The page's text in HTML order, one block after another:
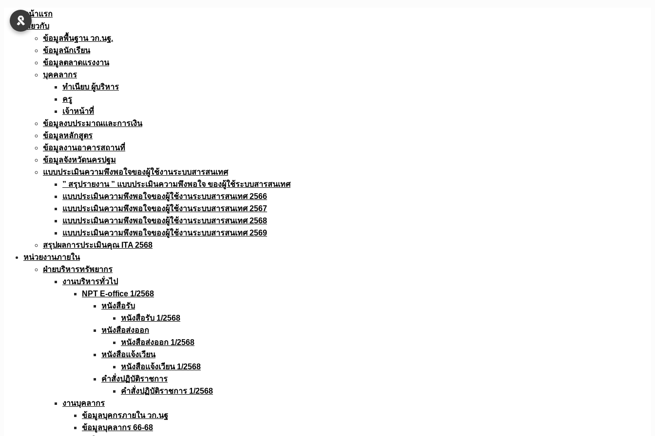
Skip
หน้าแรก
เกี่ยวกับ
ข้อมูลพื้นฐาน วก.นฐ.
ข้อมูลนักเรียน
ข้อมูลตลาดแรงงาน
บุคคลากร
ทำเนียบ ผู้บริหาร
ครู
เจ้าหน้าที่
ข้อมูลงบประมาณเเละการเงิน
ข้อมูลหลักสูตร
ข้อมูลงานอาคารสถานที่
ข้อมูลจังหวัดนครปฐม
แบบประเมินความพึงพอใจของผู้ใช้งานระบบสารสนเทศ
” สรุปรายงาน ” แบบประเมินความพึงพอใจ ของผู้ใช้ระบบสารสนเทศ
แบบประเมินความพึงพอใจของผู้ใช้งานระบบสารสนเทศ 2566
แบบประเมินความพึงพอใจของผู้ใช้งานระบบสารสนเทศ 2567
แบบประเมินความพึงพอใจของผู้ใช้งานระบบสารสนเทศ 2568
แบบประเมินความพึงพอใจของผู้ใช้งานระบบสารสนเทศ 2569
สรุปผลการประเมินคุณ ITA 2568
หน่วยงานภายใน
ฝ่ายบริหารทรัพยากร
งานบริหารทั่วไป
NPT E-office 1/2568
หนังสือรับ
หนังสือรับ 1/2568
หนังสือส่งออก
หนังสือส่งออก 1/2568
หนังสือแจ้งเวียน
หนังสือเเจ้งเวียน 1/2568
คำสั่งปฏิบัติราชการ
คำสั่งปฏิบัติราชการ 1/2568
งานบุคลากร
ข้อมูลบุคกรภายใน วก.นฐ
ข้อมูลบุคลากร 66-68